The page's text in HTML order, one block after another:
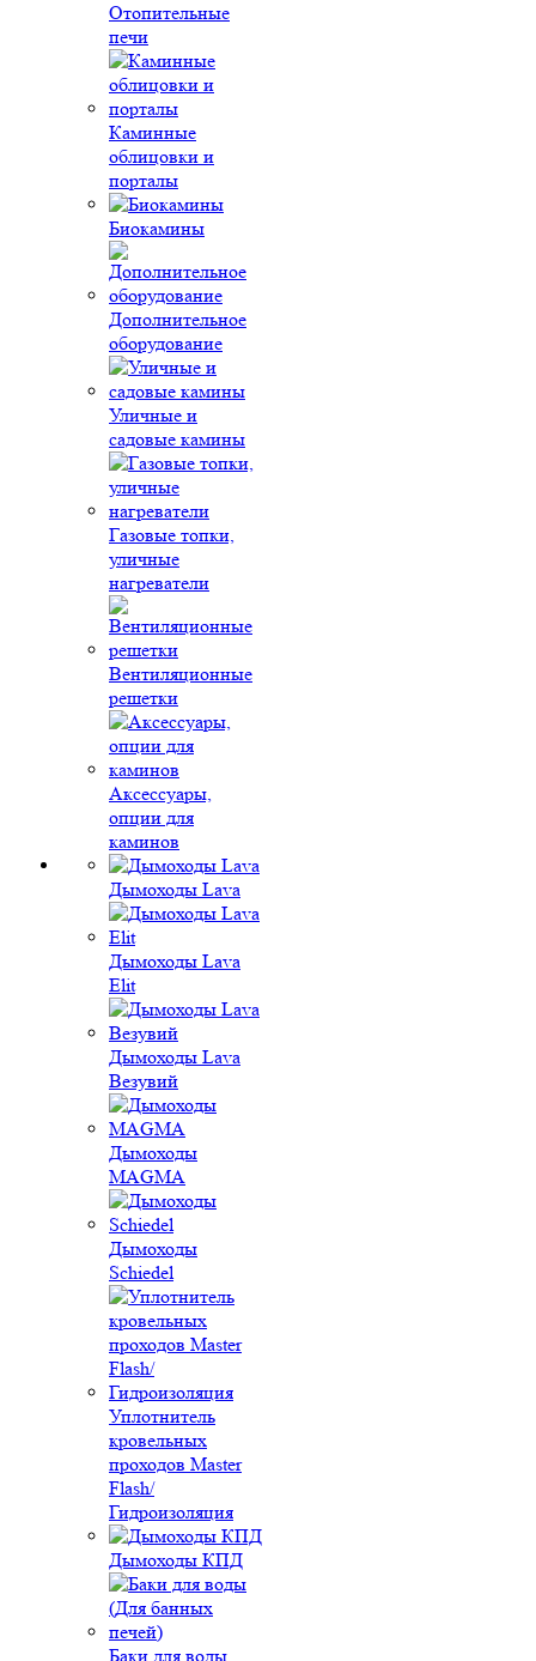
Отопительные
печи
Каминные
облицовки и
порталы
Биокамины
Дополнительное
оборудование
Уличные и
садовые камины
Газовые топки,
уличные
нагреватели
Вентиляционные
решетки
Аксессуары,
опции для
каминов
Дымоходы Lava
Дымоходы Lava
Elit
Дымоходы Lava
Везувий
Дымоходы
MAGMA
Дымоходы
Schiedel
Уплотнитель
кровельных
проходов Master
Flash/
Гидроизоляция
Дымоходы КПД
Баки для воды